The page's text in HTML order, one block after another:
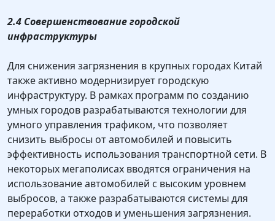
2.4 Совершенствование городской
инфраструктуры
Для снижения загрязнения в крупных городах Китай
также активно модернизирует городскую
инфраструктуру. В рамках программ по созданию
умных городов разрабатываются технологии для
умного управления трафиком, что позволяет
снизить выбросы от автомобилей и повысить
эффективность использования транспортной сети. В
некоторых мегаполисах вводятся ограничения на
использование автомобилей с высоким уровнем
выбросов, а также разрабатываются системы для
переработки отходов и уменьшения загрязнения.